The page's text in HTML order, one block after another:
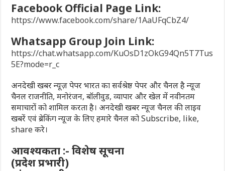
Facebook Official Page Link:
https://www.facebook.com/share/1AaUFqCbZ4/
Whatsapp Group Join Link:
https://chat.whatsapp.com/KuOsD1zOkG94Qn5T7Tus
5E?mode=r_c
अनदेखी खबर न्यूज़ पेपर भारत का सर्वश्रेष्ठ पेपर और चैनल है न्यूज
चैनल राजनीति, मनोरंजन, बॉलीवुड, व्यापार और खेल में नवीनतम
समाचारों को शामिल करता है। अनदेखी खबर न्यूज चैनल की लाइव
खबरें एवं ब्रेकिंग न्यूज के लिए हमारे चैनल को Subscribe, like,
share करे।
आवश्यकता :- विशेष सूचना
(प्रदेश प्रभारी)